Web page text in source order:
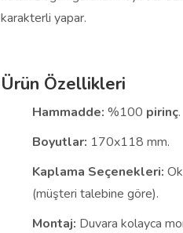
karakterli yapar.
Ürün Özellikleri
Hammadde: %100 pirinç.
Boyutlar: 170x118 mm.
Kaplama Seçenekleri:
(müşteri talebine göre).
Montaj: Duvara kolayca